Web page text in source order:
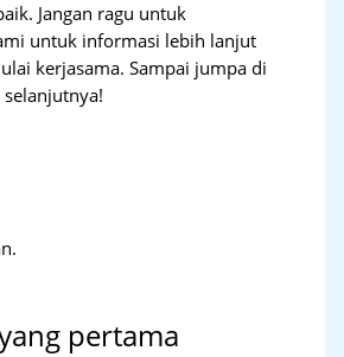
Jangan ragu untuk
untuk informasi lebih lanjut
kerjasama. Sampai jumpa di
pertama